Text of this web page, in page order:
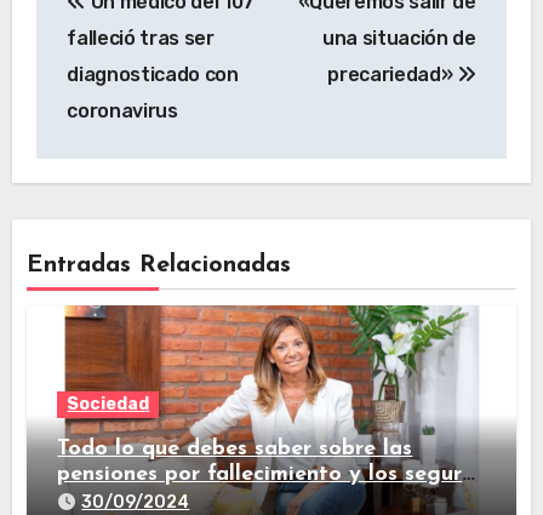
falleció tras ser
diagnosticado con
coronavirus
una situación de
precariedad»
Entradas Relacionadas
Sociedad
Todo lo que debes saber sobre las
pensiones por fallecimiento y los seguros
de vida
30/09/2024